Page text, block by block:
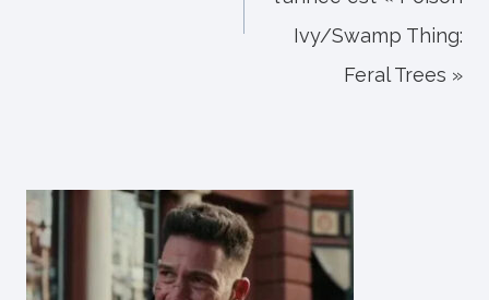
Ivy/Swamp Thing:
Feral Trees »